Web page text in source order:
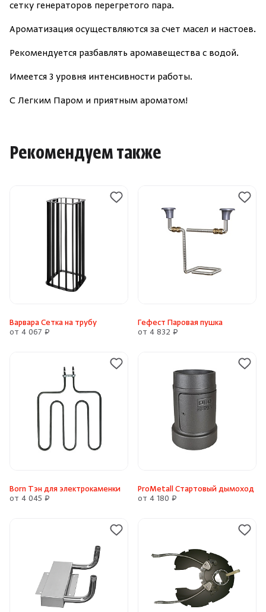
сетку генераторов перегретого пара.
Ароматизация осуществляются за счет масел и настоев.
Рекомендуется разбавлять аромавещества с водой.
Имеется 3 уровня интенсивности работы.
С Легким Паром и приятным ароматом!
Рекомендуем также
Варвара Сетка на трубу
от 4 067 ₽
Гефест Паровая пушка
от 4 832 ₽
Born Тэн для электрокаменки
от 4 045 ₽
ProMetall Стартовый дымоход
от 4 180 ₽